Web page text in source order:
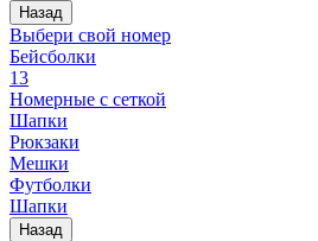
Назад
Выбери свой номер
Бейсболки
13
Номерные с сеткой
Шапки
Рюкзаки
Мешки
Футболки
Шапки
Назад